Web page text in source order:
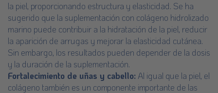
la piel, proporcionando estructura y elasticidad. Se ha
sugerido que la suplementación con colágeno hidrolizado
marino puede contribuir a la hidratación de la piel, reducir
la aparición de arrugas y mejorar la elasticidad cutánea.
Sin embargo, los resultados pueden depender de la dosis
y la duración de la suplementación.
Fortalecimiento de uñas y cabello: Al igual que la piel, el
colágeno también es un componente importante de las